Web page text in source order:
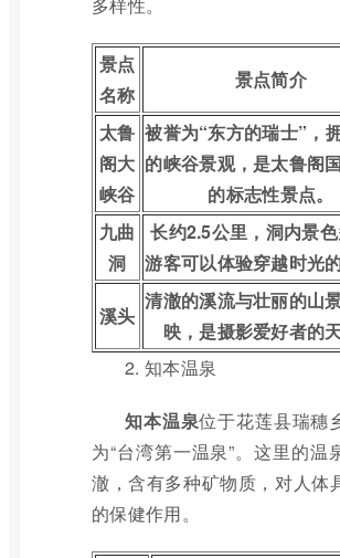
景点
名称
景点简介
太鲁
阁大
峡谷
被誉为“东方的瑞士”，
的峡谷景观，是太鲁阁
的标志性景点。
九曲
洞
长约2.5公里，洞内景色
游客可以体验穿越时光的
溪头
清澈的溪流与壮丽的山
映，是摄影爱好者的天
2. 知本温泉
知本温泉位于花莲县瑞穗
为“台湾第一温泉”。这里的温
澈，含有多种矿物质，对人体
的保健作用。